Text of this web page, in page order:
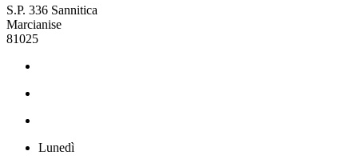
S.P. 336 Sannitica
Marcianise
81025
Lunedì